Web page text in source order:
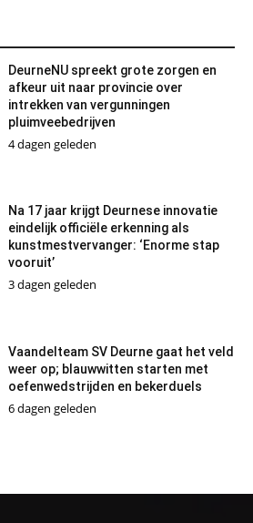
DeurneNU spreekt grote zorgen en
afkeur uit naar provincie over
intrekken van vergunningen
pluimveebedrijven
4 dagen geleden
Na 17 jaar krijgt Deurnese innovatie
eindelijk officiële erkenning als
kunstmestvervanger: ‘Enorme stap
vooruit’
3 dagen geleden
Vaandelteam SV Deurne gaat het veld
weer op; blauwwitten starten met
oefenwedstrijden en bekerduels
6 dagen geleden